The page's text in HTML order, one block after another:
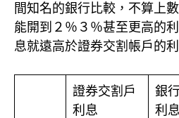
間知名的銀行比較，不算上
能開到２％３％甚至更高的
息就遠高於證券交割帳戶的利
證券交割戶
利息
銀
利息